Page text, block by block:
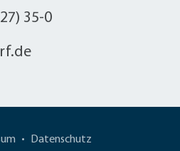
35-0
Datenschutz